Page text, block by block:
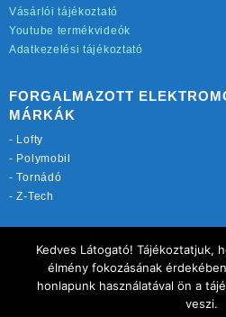
Vásárlói tájékoztató
Youtube termékvideók
Adatkezelési tájékoztató
FORGALMAZOTT
MÁRKÁK
- Lofty
- Polymobil
-Tornádó
-Z-Tech
rekordmobil.hu
elektromos-kerekparbolt.hu
motorkerekparalkatreszek.hu
Kedves Látogató! Tájékoztatjuk,
élmény fokozásának
honlapunk használatával ön a
veszi.